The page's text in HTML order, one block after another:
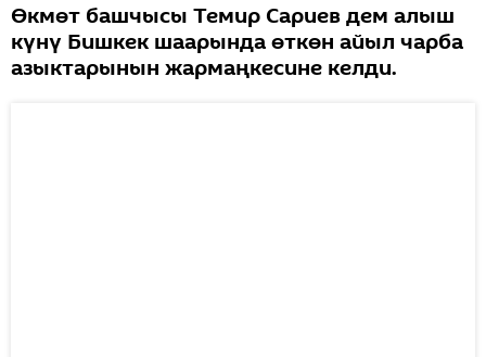
Өкмөт башчысы Темир Сариев дем алыш
күнү Бишкек шаарында өткөн айыл чарба
азыктарынын жармаңкесине келди.